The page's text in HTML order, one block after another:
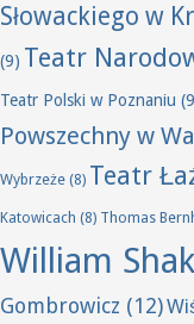
Słowackiego w
(9) Teatr
Teatr Polski w Poznaniu
Powszechny w
Wybrzeże (8) Teatr
Katowicach (8) Thomas
William
Gombrowicz (12)